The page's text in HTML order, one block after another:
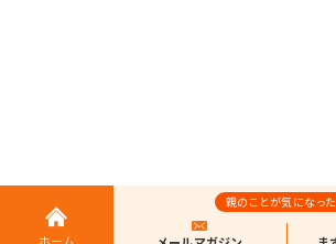
ホーム
親のことが気になっ